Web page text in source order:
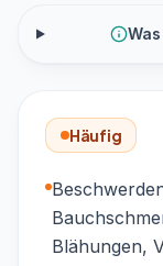
Häufig
Blähungen,